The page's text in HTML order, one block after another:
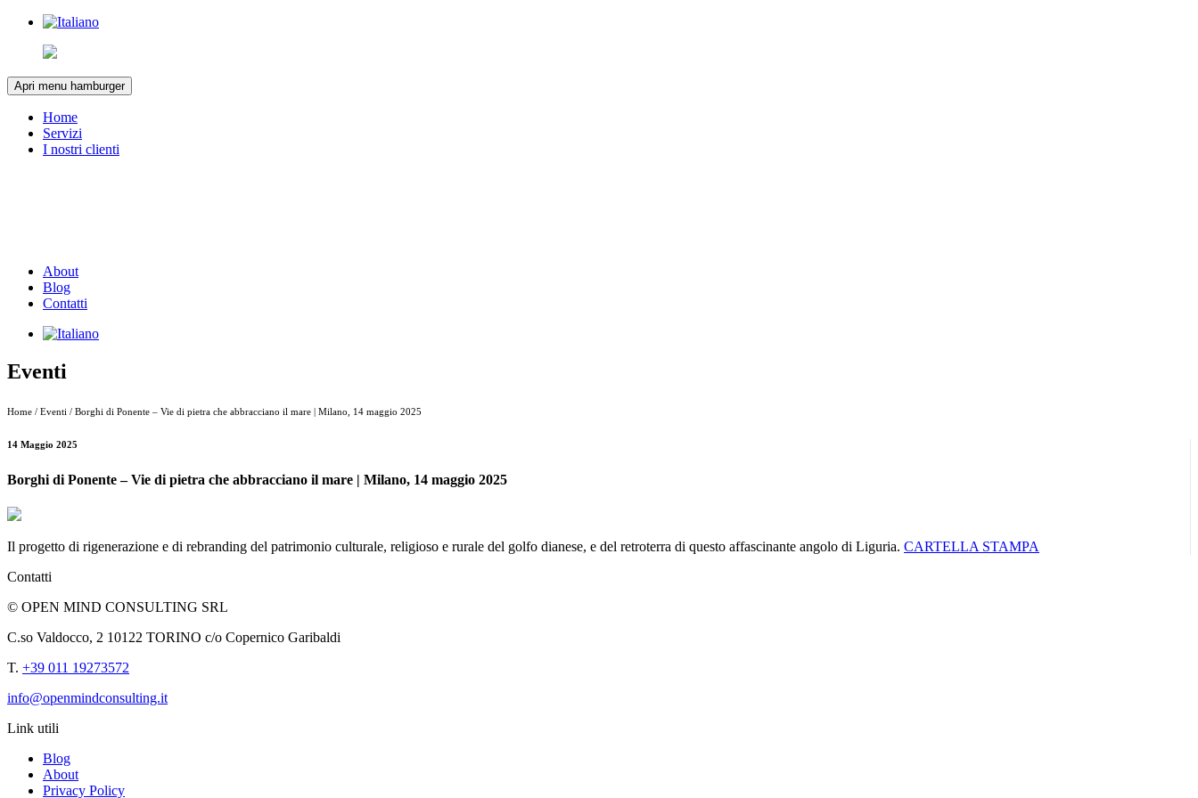
Apri menu hamburger
Home
Servizi
I nostri clienti
About
Blog
Contatti
Eventi
Home / Eventi / Borghi di Ponente – Vie di pietra che abbracciano il mare | Milano, 14 maggio 2025
14 Maggio 2025
Borghi di Ponente – Vie di pietra che abbracciano il mare | Milano, 14 maggio 2025
Il progetto di rigenerazione e di rebranding del patrimonio culturale, religioso e rurale del golfo dianese, e del retroterra di questo affascinante angolo di Liguria. CARTELLA STAMPA
Contatti
© OPEN MIND CONSULTING SRL
C.so Valdocco, 2 10122 TORINO c/o Copernico Garibaldi
T. +39 011 19273572
info@openmindconsulting.it
Link utili
Blog
About
Privacy Policy